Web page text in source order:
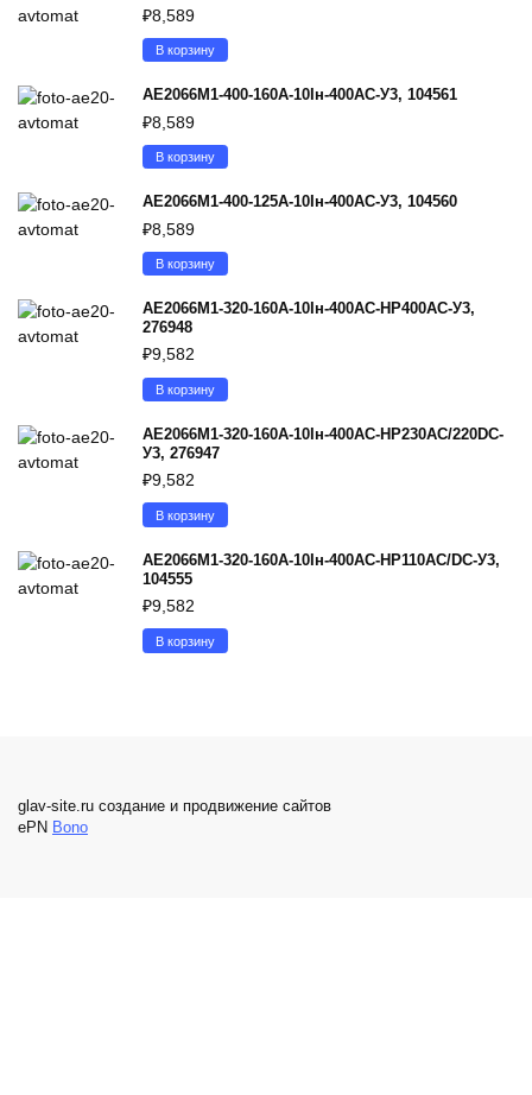
₽8,589
В корзину
АЕ2066М1-400-160А-10Iн-400AC-У3, 104561
₽8,589
В корзину
АЕ2066М1-400-125А-10Iн-400AC-У3, 104560
₽8,589
В корзину
АЕ2066М1-320-160А-10Iн-400AC-НР400AC-У3,
276948
₽9,582
В корзину
АЕ2066М1-320-160А-10Iн-400AC-НР230AC/220DC-
У3, 276947
₽9,582
В корзину
АЕ2066М1-320-160А-10Iн-400AC-НР110AC/DC-У3,
104555
₽9,582
В корзину
glav-site.ru создание и продвижение сайтов
ePN Bono